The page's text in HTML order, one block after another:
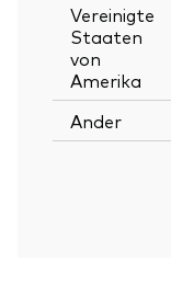
Vereinigte
Staaten
von
Amerika
Ander